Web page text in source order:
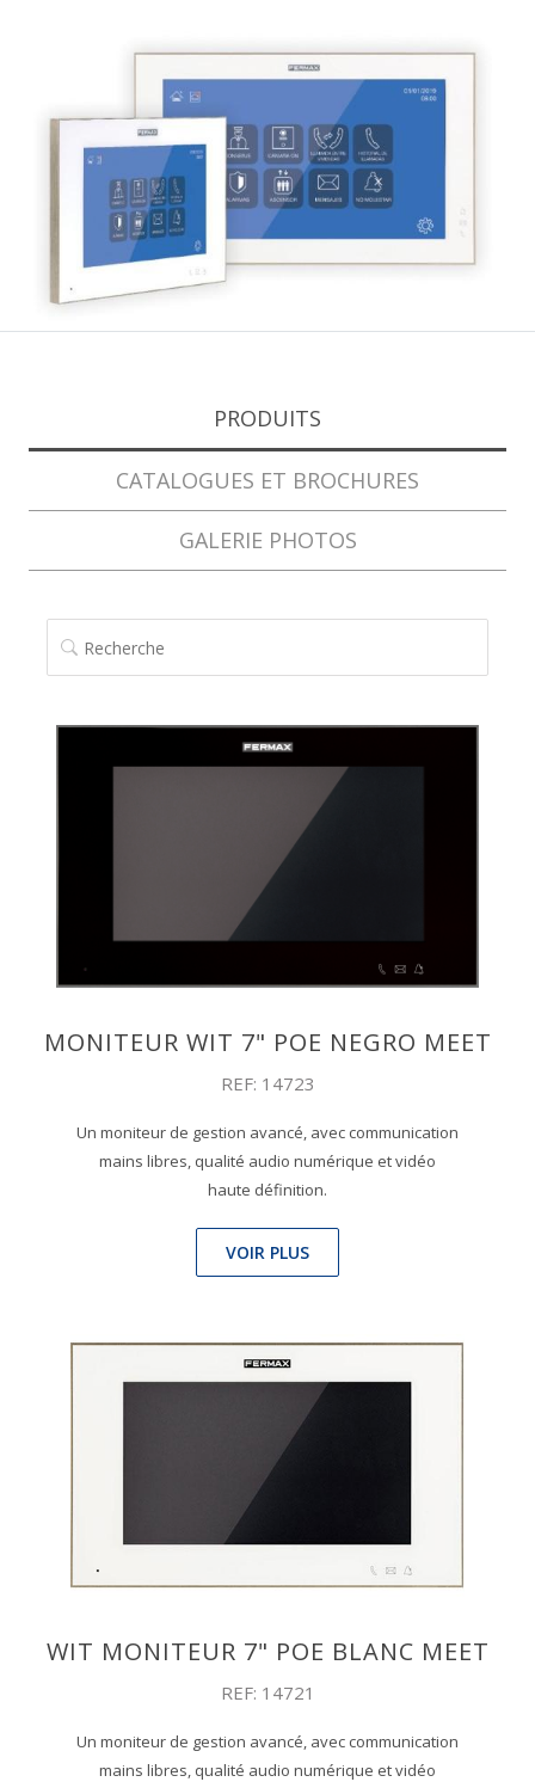
PRODUITS
CATALOGUES ET BROCHURES
GALERIE PHOTOS
RECHERCHE
MONITEUR WIT 7" POE NEGRO MEET
REF: 14723
Un moniteur de gestion avancé, avec communication
mains libres, qualité audio numérique et vidéo
haute définition.
VOIR PLUS
WIT MONITEUR 7" POE BLANC MEET
REF: 14721
Un moniteur de gestion avancé, avec communication
mains libres, qualité audio numérique et vidéo